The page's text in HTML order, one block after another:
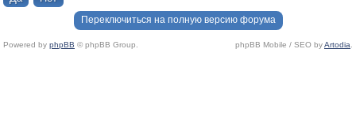
Переключиться на полную версию форума
Powered by phpBB © phpBB Group. phpBB Mobile / SEO byArtodia